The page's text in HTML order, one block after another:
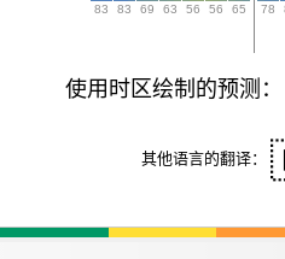
83 83 69 63 56 56 65 78
使用时区绘制的预测
其他语言的翻译：